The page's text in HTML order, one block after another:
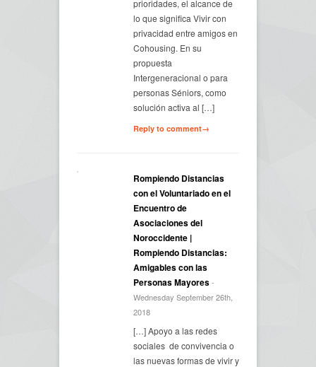
prioridades, el alcance de
lo que significa Vivir con
privacidad entre amigos en
Cohousing. En su
propuesta
Intergeneracional o para
personas Séniors, como
solución activa al […]
Reply to comment→
Rompiendo Distancias
con el Voluntariado en el
Encuentro de
Asociaciones del
Noroccidente |
Rompiendo Distancias:
Amigables con las
Personas Mayores-
Wednesday September 26th,
2018
[…] Apoyo a las redes
sociales de convivencia o
las nuevas formas de vivir y